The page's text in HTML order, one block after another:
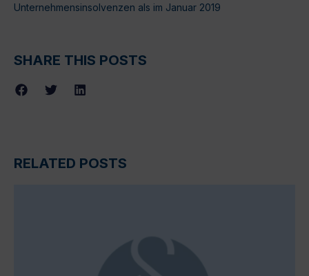
Unternehmensinsolvenzen als im Januar 2019
SHARE THIS POSTS
RELATED POSTS